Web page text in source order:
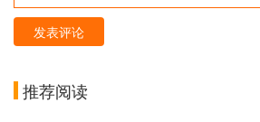
发表评论
推荐阅读